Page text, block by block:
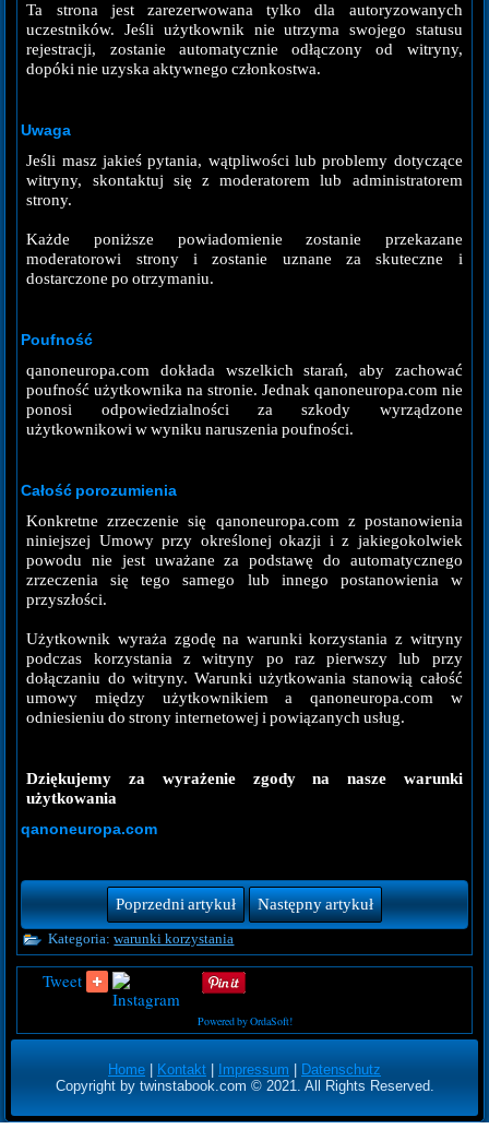
Ta strona jest zarezerwowana tylko dla autoryzowanych
uczestników. Jeśli użytkownik nie utrzyma swojego statusu
rejestracji, zostanie automatycznie odłączony od witryny,
dopóki nie uzyska aktywnego członkostwa.
Uwaga
Jeśli masz jakieś pytania, wątpliwości lub problemy dotyczące
witryny, skontaktuj się z moderatorem lub administratorem
strony.
Każde poniższe powiadomienie zostanie przekazane
moderatorowi strony i zostanie uznane za skuteczne i
dostarczone po otrzymaniu.
Poufność
qanoneuropa.com dokłada wszelkich starań, aby zachować
poufność użytkownika na stronie. Jednak qanoneuropa.com nie
ponosi odpowiedzialności za szkody wyrządzone
użytkownikowi w wyniku naruszenia poufności.
Całość porozumienia
Konkretne zrzeczenie się qanoneuropa.com z postanowienia
niniejszej Umowy przy określonej okazji i z jakiegokolwiek
powodu nie jest uważane za podstawę do automatycznego
zrzeczenia się tego samego lub innego postanowienia w
przyszłości.
Użytkownik wyraża zgodę na warunki korzystania z witryny
podczas korzystania z witryny po raz pierwszy lub przy
dołączaniu do witryny. Warunki użytkowania stanowią całość
umowy między użytkownikiem a qanoneuropa.com w
odniesieniu do strony internetowej i powiązanych usług.
Dziękujemy za wyrażenie zgody na nasze warunki
użytkowania
qanoneuropa.com
Poprzedni artykuł Następny artykuł
Kategoria:warunki korzystania
Tweet
Powered by OrdaSoft!
Home Kontakt Impressum
Datenschutz
Copyright by twinstabook.com © 2021. All Rights Reserved.